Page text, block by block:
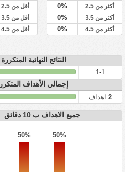
أكثر من 2.5 0%
أكثر من 3.5 0%
أكثر من 4.5 0%
أقل من 2.5
أقل من 3.5
أقل من 4.5
النتائج النهائية
1-1
إجمالي الأهداف المتكرر
2 اهداف
جميع الاهداف ب 10 دقائق
50% 50%